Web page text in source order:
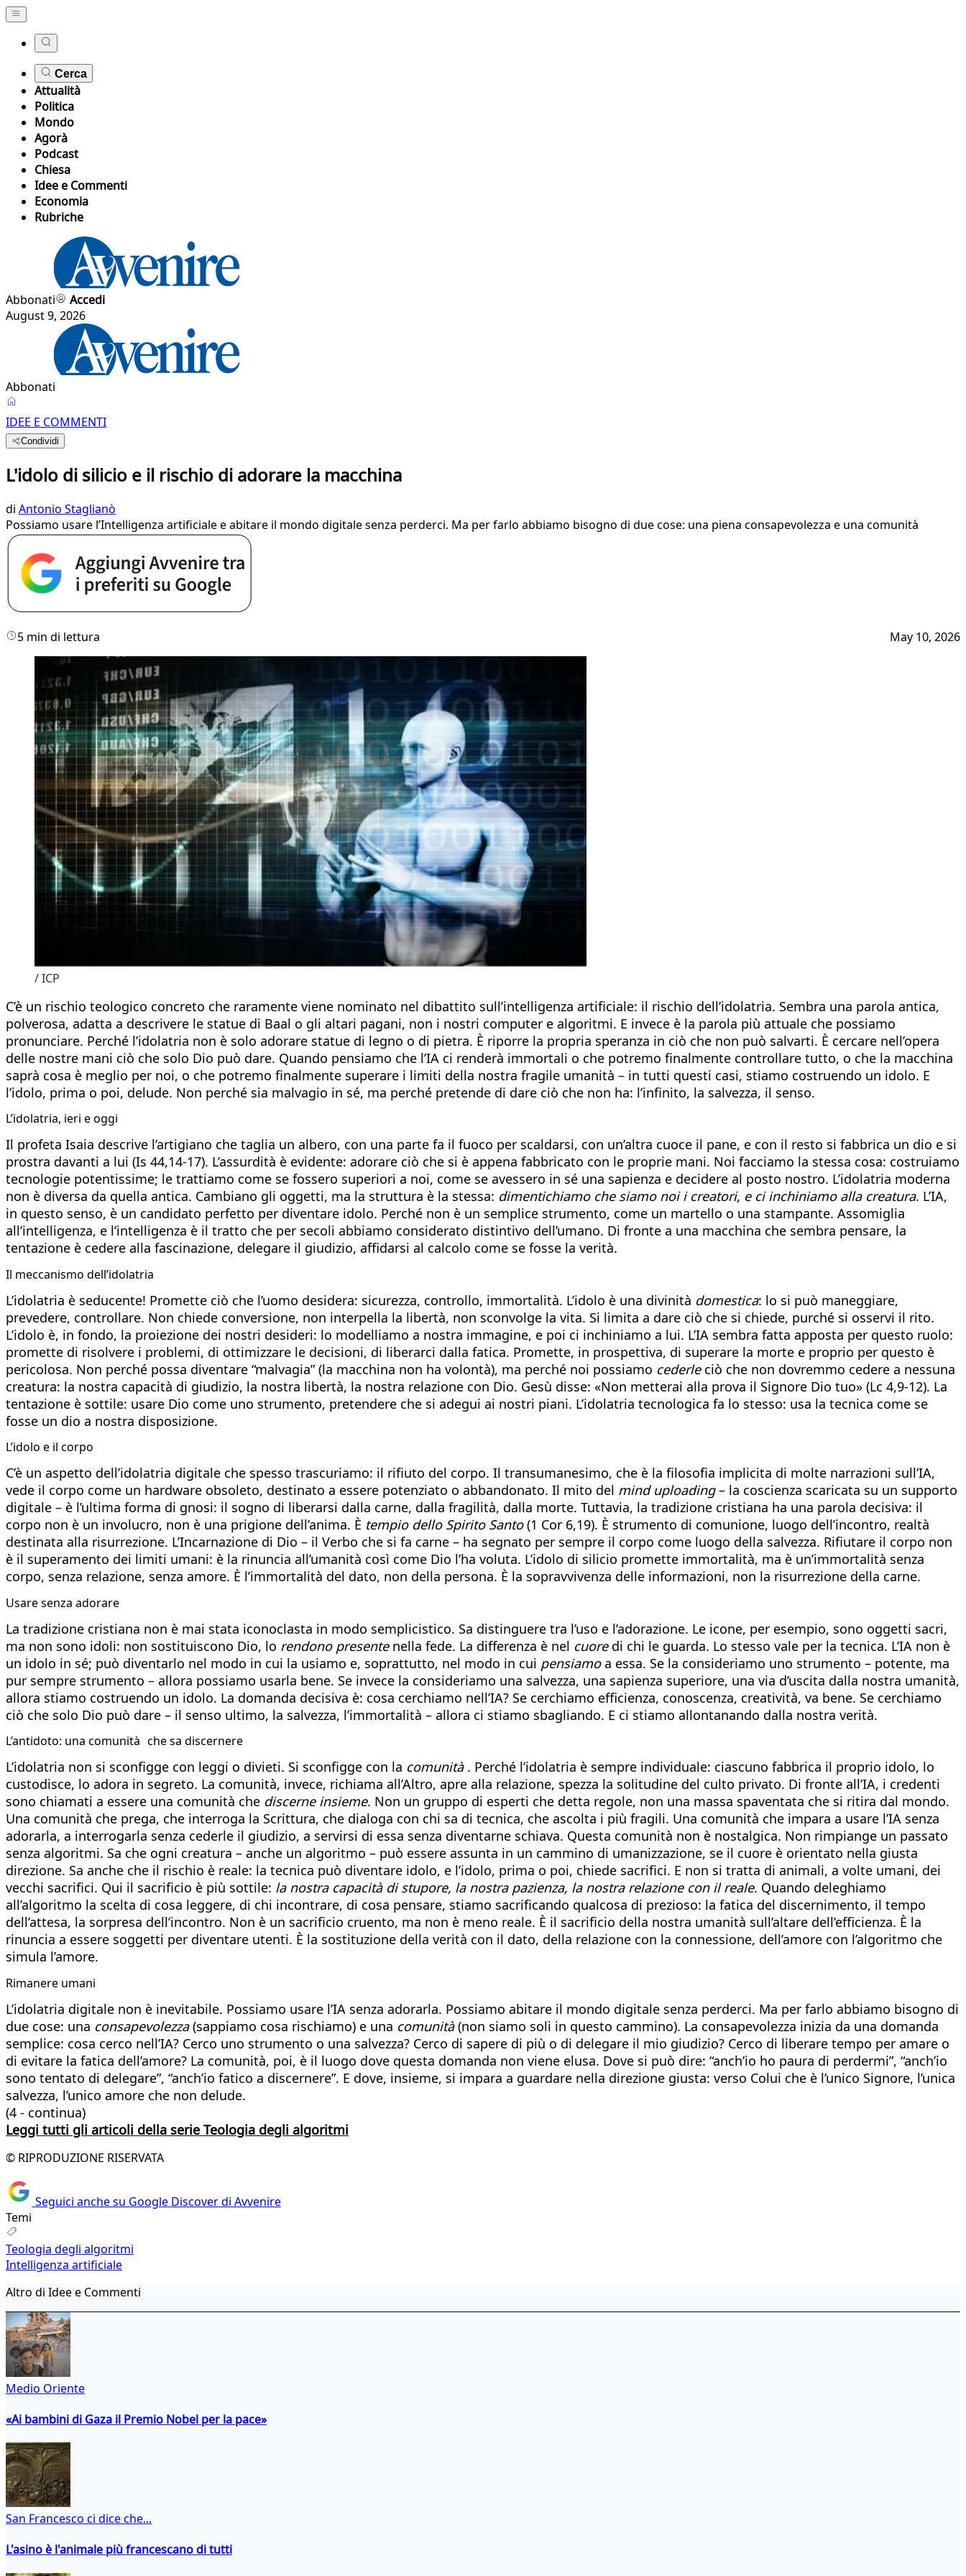
Cerca
Attualità
Politica
Mondo
Agorà
Podcast
Chiesa
Idee e Commenti
Economia
Rubriche
Abbonati
Accedi
August 9, 2026
Abbonati
IDEE E COMMENTI
Condividi
L'idolo di silicio e il rischio di adorare la macchina
di Antonio Staglianò
Possiamo usare l’Intelligenza artificiale e abitare il mondo digitale senza perderci. Ma per farlo abbiamo bisogno di due cose: una piena consapevolezza e una comunità
5 min di lettura May 10, 2026
/ ICP
C’è un rischio teologico concreto che raramente viene nominato nel dibattito sull’intelligenza artificiale: il rischio dell’idolatria. Sembra una parola antica,
polverosa, adatta a descrivere le statue di Baal o gli altari pagani, non i nostri computer e algoritmi. E invece è la parola più attuale che possiamo
pronunciare. Perché l’idolatria non è solo adorare statue di legno o di pietra. È riporre la propria speranza in ciò che non può salvarti. È cercare nell’opera
delle nostre mani ciò che solo Dio può dare. Quando pensiamo che l’IA ci renderà immortali o che potremo finalmente controllare tutto, o che la macchina
saprà cosa è meglio per noi, o che potremo finalmente superare i limiti della nostra fragile umanità – in tutti questi casi, stiamo costruendo un idolo. E
l’idolo, prima o poi, delude. Non perché sia malvagio in sé, ma perché pretende di dare ciò che non ha: l’infinito, la salvezza, il senso.
L’idolatria, ieri e oggi
Il profeta Isaia descrive l’artigiano che taglia un albero, con una parte fa il fuoco per scaldarsi, con un’altra cuoce il pane, e con il resto si fabbrica un dio e si
prostra davanti a lui (Is 44,14-17). L’assurdità è evidente: adorare ciò che si è appena fabbricato con le proprie mani. Noi facciamo la stessa cosa: costruiamo
tecnologie potentissime; le trattiamo come se fossero superiori a noi, come se avessero in sé una sapienza e decidere al posto nostro. L’idolatria moderna
non è diversa da quella antica. Cambiano gli oggetti, ma la struttura è la stessa: dimentichiamo che siamo noi i creatori, e ci inchiniamo alla creatura. L’IA,
in questo senso, è un candidato perfetto per diventare idolo. Perché non è un semplice strumento, come un martello o una stampante. Assomiglia
all’intelligenza, e l’intelligenza è il tratto che per secoli abbiamo considerato distintivo dell’umano. Di fronte a una macchina che sembra pensare, la
tentazione è cedere alla fascinazione, delegare il giudizio, affidarsi al calcolo come se fosse la verità.
Il meccanismo dell’idolatria
L’idolatria è seducente! Promette ciò che l’uomo desidera: sicurezza, controllo, immortalità. L’idolo è una divinità domestica: lo si può maneggiare,
prevedere, controllare. Non chiede conversione, non interpella la libertà, non sconvolge la vita. Si limita a dare ciò che si chiede, purché si osservi il rito.
L’idolo è, in fondo, la proiezione dei nostri desideri: lo modelliamo a nostra immagine, e poi ci inchiniamo a lui. L’IA sembra fatta apposta per questo ruolo:
promette di risolvere i problemi, di ottimizzare le decisioni, di liberarci dalla fatica. Promette, in prospettiva, di superare la morte e proprio per questo è
pericolosa. Non perché possa diventare “malvagia” (la macchina non ha volontà), ma perché noi possiamo cederle ciò che non dovremmo cedere a nessuna
creatura: la nostra capacità di giudizio, la nostra libertà, la nostra relazione con Dio. Gesù disse: «Non metterai alla prova il Signore Dio tuo» (Lc 4,9-12). La
tentazione è sottile: usare Dio come uno strumento, pretendere che si adegui ai nostri piani. L’idolatria tecnologica fa lo stesso: usa la tecnica come se
fosse un dio a nostra disposizione.
L’idolo e il corpo
C’è un aspetto dell’idolatria digitale che spesso trascuriamo: il rifiuto del corpo. Il transumanesimo, che è la filosofia implicita di molte narrazioni sull’IA,
vede il corpo come un hardware obsoleto, destinato a essere potenziato o abbandonato. Il mito del mind uploading– la coscienza scaricata su un supporto
digitale – è l’ultima forma di gnosi: il sogno di liberarsi dalla carne, dalla fragilità, dalla morte. Tuttavia, la tradizione cristiana ha una parola decisiva: il
corpo non è un involucro, non è una prigione dell’anima. È tempio dello Spirito Santo(1 Cor 6,19). È strumento di comunione, luogo dell’incontro, realtà
destinata alla risurrezione. L’Incarnazione di Dio – il Verbo che si fa carne – ha segnato per sempre il corpo come luogo della salvezza. Rifiutare il corpo non
è il superamento dei limiti umani: è la rinuncia all’umanità così come Dio l’ha voluta. L’idolo di silicio promette immortalità, ma è un’immortalità senza
corpo, senza relazione, senza amore. È l’immortalità del dato, non della persona. È la sopravvivenza delle informazioni, non la risurrezione della carne.
Usare senza adorare
La tradizione cristiana non è mai stata iconoclasta in modo semplicistico. Sa distinguere tra l’uso e l’adorazione. Le icone, per esempio, sono oggetti sacri,
ma non sono idoli: non sostituiscono Dio, lo rendono presente nella fede. La differenza è nel cuore di chi le guarda. Lo stesso vale per la tecnica. L’IA non è
un idolo in sé; può diventarlo nel modo in cui la usiamo e, soprattutto, nel modo in cui pensiamoa essa. Se la consideriamo uno strumento – potente, ma
pur sempre strumento – allora possiamo usarla bene. Se invece la consideriamo una salvezza, una sapienza superiore, una via d’uscita dalla nostra umanità,
allora stiamo costruendo un idolo. La domanda decisiva è: cosa cerchiamo nell’IA? Se cerchiamo efficienza, conoscenza, creatività, va bene. Se cerchiamo
ciò che solo Dio può dare – il senso ultimo, la salvezza, l’immortalità – allora ci stiamo sbagliando. E ci stiamo allontanando dalla nostra verità.
L’antidoto: una comunità che sa discernere
L’idolatria non si sconfigge con leggi o divieti. Si sconfigge con la comunità . Perché l’idolatria è sempre individuale: ciascuno fabbrica il proprio idolo, lo
custodisce, lo adora in segreto. La comunità, invece, richiama all’Altro, apre alla relazione, spezza la solitudine del culto privato. Di fronte all’IA, i credenti
sono chiamati a essere una comunità che discerne insieme. Non un gruppo di esperti che detta regole, non una massa spaventata che si ritira dal mondo.
Una comunità che prega, che interroga la Scrittura, che dialoga con chi sa di tecnica, che ascolta i più fragili. Una comunità che impara a usare l’IA senza
adorarla, a interrogarla senza cederle il giudizio, a servirsi di essa senza diventarne schiava. Questa comunità non è nostalgica. Non rimpiange un passato
senza algoritmi. Sa che ogni creatura – anche un algoritmo – può essere assunta in un cammino di umanizzazione, se il cuore è orientato nella giusta
direzione. Sa anche che il rischio è reale: la tecnica può diventare idolo, e l’idolo, prima o poi, chiede sacrifici. E non si tratta di animali, a volte umani, dei
vecchi sacrifici. Qui il sacrificio è più sottile: la nostra capacità di stupore, la nostra pazienza, la nostra relazione con il reale. Quando deleghiamo
all’algoritmo la scelta di cosa leggere, di chi incontrare, di cosa pensare, stiamo sacrificando qualcosa di prezioso: la fatica del discernimento, il tempo
dell’attesa, la sorpresa dell’incontro. Non è un sacrificio cruento, ma non è meno reale. È il sacrificio della nostra umanità sull’altare dell’efficienza. È la
rinuncia a essere soggetti per diventare utenti. È la sostituzione della verità con il dato, della relazione con la connessione, dell’amore con l’algoritmo che
simula l’amore.
Rimanere umani
L’idolatria digitale non è inevitabile. Possiamo usare l’IA senza adorarla. Possiamo abitare il mondo digitale senza perderci. Ma per farlo abbiamo bisogno di
due cose: una consapevolezza(sappiamo cosa rischiamo) e una comunità(non siamo soli in questo cammino). La consapevolezza inizia da una domanda
semplice: cosa cerco nell’IA? Cerco uno strumento o una salvezza? Cerco di sapere di più o di delegare il mio giudizio? Cerco di liberare tempo per amare o
di evitare la fatica dell’amore? La comunità, poi, è il luogo dove questa domanda non viene elusa. Dove si può dire: “anch’io ho paura di perdermi”, “anch’io
sono tentato di delegare”, “anch’io fatico a discernere”. E dove, insieme, si impara a guardare nella direzione giusta: verso Colui che è l’unico Signore, l’unica
salvezza, l’unico amore che non delude.
(4 - continua)
Leggi tutti gli articoli della serie Teologia degli algoritmi
© RIPRODUZIONE RISERVATA
Seguici anche su Google Discover di Avvenire
Temi
Teologia degli algoritmi
Intelligenza artificiale
Altro di Idee e Commenti
Medio Oriente
«Ai bambini di Gaza il Premio Nobel per la pace»
San Francesco ci dice che...
L'asino è l'animale più francescano di tutti